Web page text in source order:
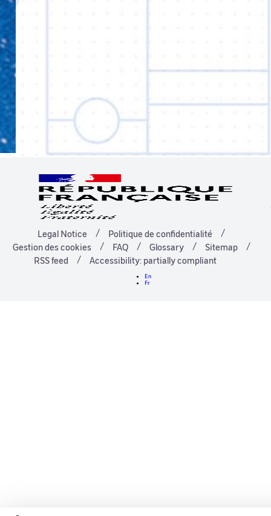
Legal Notice
Politique de confidentialité
Gestion des cookies
FAQ Glossary
Sitemap
RSS feed
Accessibility: partially compliant
En
Fr